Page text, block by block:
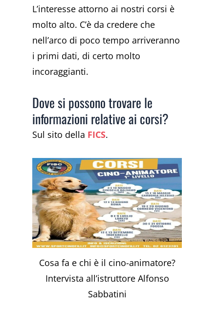
L’interesse attorno ai nostri corsi è
molto alto. C’è da credere che
nell’arco di poco tempo arriveranno
i primi dati, di certo molto
incoraggianti.
Dove si possono trovare le
informazioni relative ai corsi?
Sul sito della FICS.
Cosa fa e chi è il cino-animatore?
Intervista all’istruttore Alfonso
Sabbatini